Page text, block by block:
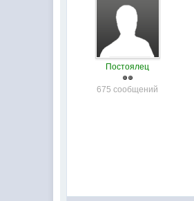
Постоялец
675 сообщений